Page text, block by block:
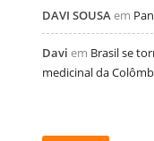
DAVI SOUSA em
Davi em Brasil se
medicinal da